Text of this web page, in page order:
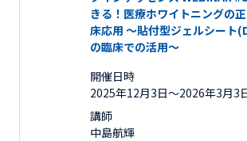
きる！医療ホワイトニングの
床応用 ～貼付型ジェルシート
の臨床での活用～
開催日時
2025年12月3日〜2026年3月
講師
中島航輝